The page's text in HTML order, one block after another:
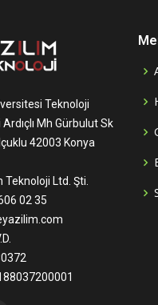
Teknoloji
Mh Gürbulut Sk
42003 Konya
Teknoloji Ltd. Şti.
02 35